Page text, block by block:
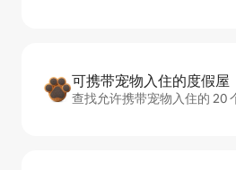
可携带宠物入住的度假屋
查找允许携带宠物入住的 20